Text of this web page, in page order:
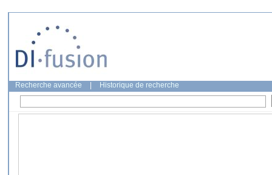
Recherche avancée Historique de recherche